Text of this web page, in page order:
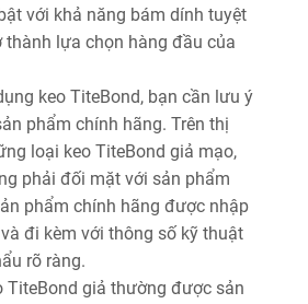
với khả năng bám dính tuyệt
thành lựa chọn hàng đầu của
keo TiteBond, bạn cần lưu ý
phẩm chính hãng. Trên thị
loại keo TiteBond giả mạo,
phải đối mặt với sản phẩm
phẩm chính hãng được nhập
đi kèm với thông số kỹ thuật
rõ ràng.
TiteBond giả thường được sản